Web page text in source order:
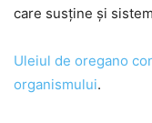
care susține și
Uleiul de oregano
organismului.